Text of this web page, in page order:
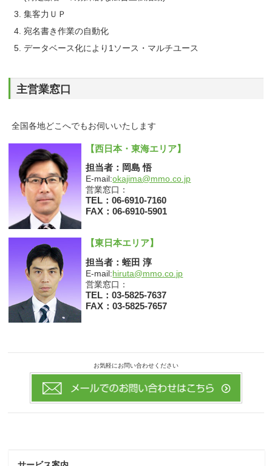
集客力ＵＰ
宛名書き作業の自動化
データベース化により1ソース・マルチユース
主営業窓口
全国各地どこへでもお伺いいたします
【西日本・東海エリア】
担当者：岡島 悟
E-mail:okajima@mmo.co.jp
営業窓口：
TEL：06-6910-7160
FAX：06-6910-5901
【東日本エリア】
担当者：蛭田 淳
E-mail:hiruta@mmo.co.jp
営業窓口：
TEL：03-5825-7637
FAX：03-5825-7657
お気軽にお問い合わせください